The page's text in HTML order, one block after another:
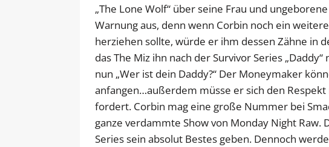
„The Lone Wolf“ über seine Frau und
Warnung aus, denn wenn Corbin noch ein
herziehen sollte, würde er ihm dessen Zähne in
das The Miz ihn nach der Survivor Series
nun „Wer ist dein Daddy?“ Der Moneymaker
anfangen…außerdem müsse er sich den
fordert. Corbin mag eine große Nummer bei
ganze verdammte Show von Monday Night Raw.
Series sein absolut Bestes geben. Dennoch